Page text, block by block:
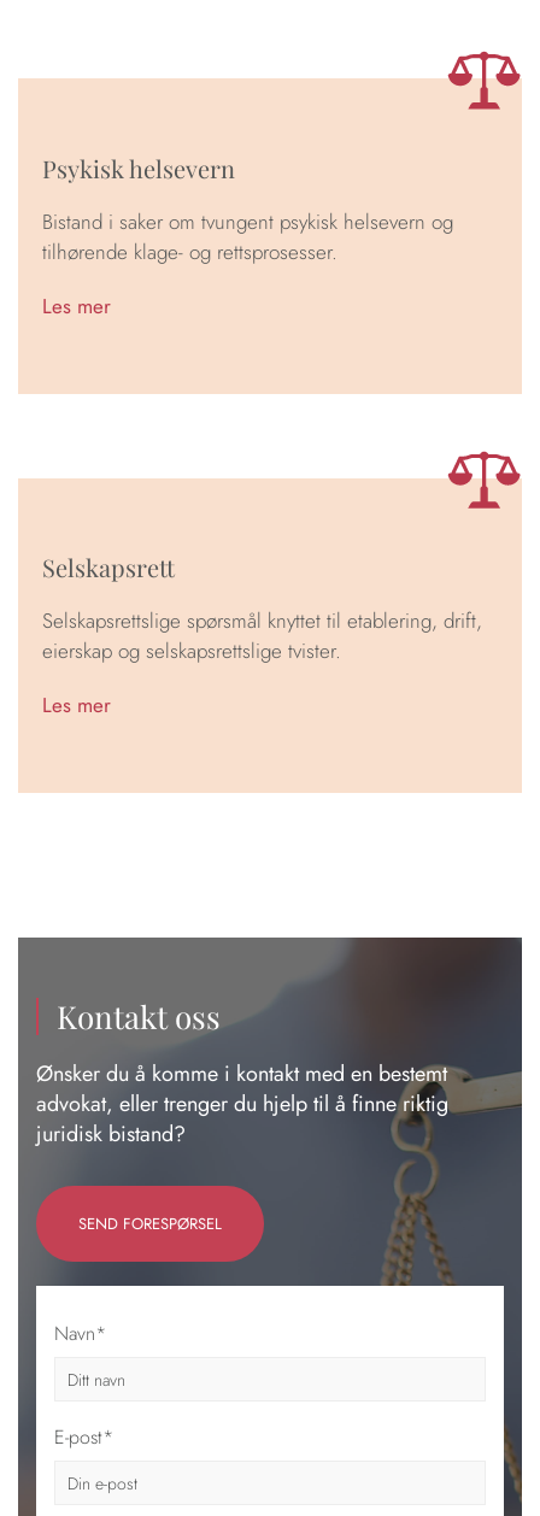
Psykisk helsevern
Bistand i saker om tvungent psykisk helsevern og
tilhørende klage- og rettsprosesser.
Les mer
Selskapsrett
Selskapsrettslige spørsmål knyttet til etablering, drift,
eierskap og selskapsrettslige tvister.
Les mer
Kontakt oss
Ønsker du å komme i kontakt med en bestemt
advokat, eller trenger du hjelp til å finne riktig
juridisk bistand?
SEND FORESPØRSEL
Navn*
E-post*